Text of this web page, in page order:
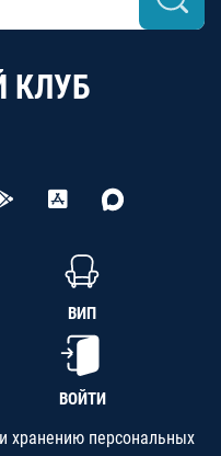
КЛУБ
ВИП
ВОЙТИ
хранению персональных